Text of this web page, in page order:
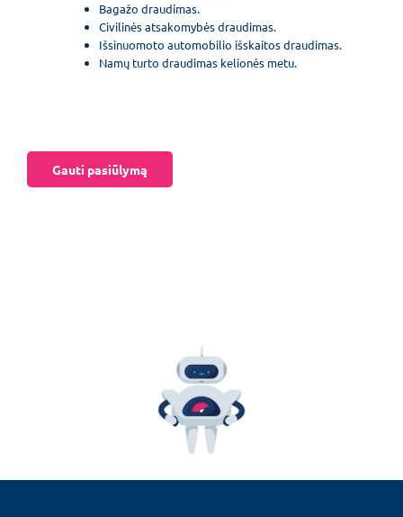
Bagažo draudimas.
Civilinės atsakomybės draudimas.
Išsinuomoto automobilio išskaitos draudimas.
Namų turto draudimas kelionės metu.
Gauti pasiūlymą